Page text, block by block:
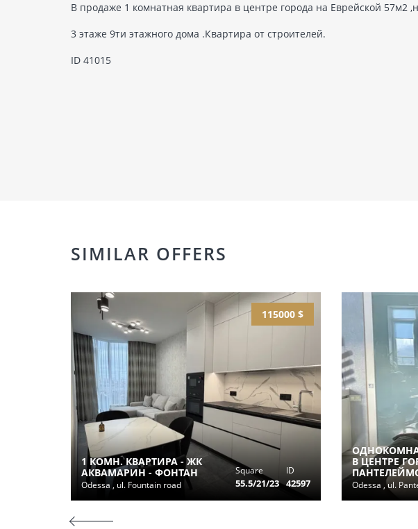
В продаже 1 комнатная квартира в центре города на Еврейской 57м2
3 этаже 9ти этажного дома .Квартира от строителей.
ID 41015
SIMILAR OFFERS
115000 $
1 КОМН. КВАРТИРА - ЖК
АКВАМАРИН - ФОНТАН
Odessa , ul. Fountain road
Square
55.5/21/23
ID
42597
В ЦЕНТРЕ
Odessa , ul.